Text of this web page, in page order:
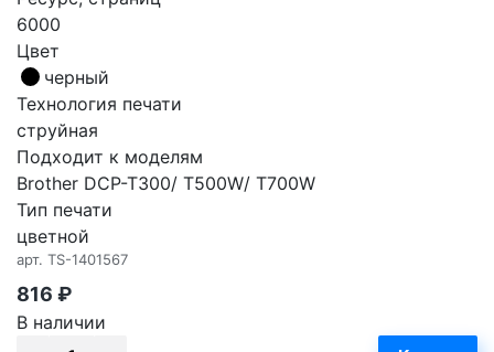
6000
Цвет
черный
Технология печати
струйная
Подходит к моделям
Brother DCP-T300/ T500W/ T700W
Тип печати
цветной
арт. TS-1401567
816 ₽
В наличии